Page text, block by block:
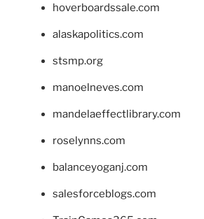
hoverboardssale.com
alaskapolitics.com
stsmp.org
manoelneves.com
mandelaeffectlibrary.com
roselynns.com
balanceyoganj.com
salesforceblogs.com